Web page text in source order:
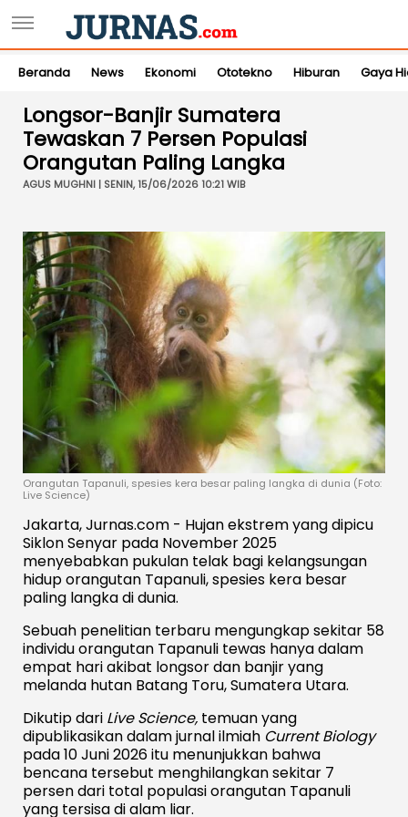
Beranda News Ekonomi Ototekno Hiburan Gaya
Longsor-Banjir Sumatera
Tewaskan 7 Persen Populasi
Orangutan Paling Langka
AGUS MUGHNI | SENIN, 15/06/2026 10:21 WIB
Orangutan Tapanuli, spesies kera besar paling langka di dunia (Foto:
Live Science)
Jakarta, Jurnas.com - Hujan ekstrem yang dipicu
Siklon Senyar pada November 2025
menyebabkan pukulan telak bagi kelangsungan
hidup orangutan Tapanuli, spesies kera besar
paling langka di dunia.
Sebuah penelitian terbaru mengungkap sekitar 58
individu orangutan Tapanuli tewas hanya dalam
empat hari akibat longsor dan banjir yang
melanda hutan Batang Toru, Sumatera Utara.
Dikutip dari Live Science, temuan yang
dipublikasikan dalam jurnal ilmiah Current Biology
pada 10 Juni 2026 itu menunjukkan bahwa
bencana tersebut menghilangkan sekitar 7
persen dari total populasi orangutan Tapanuli
yang tersisa di alam liar.